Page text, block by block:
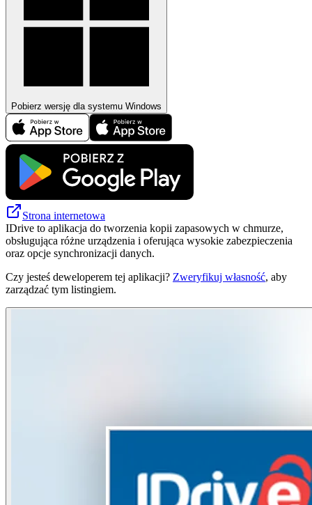
Pobierz wersję dla systemu Windows
Strona internetowa
IDrive to aplikacja do tworzenia kopii zapasowych w chmurze,
obsługująca różne urządzenia i oferująca wysokie zabezpieczenia
oraz opcje synchronizacji danych.
Czy jesteś deweloperem tej aplikacji? Zweryfikuj własność, aby
zarządzać tym listingiem.